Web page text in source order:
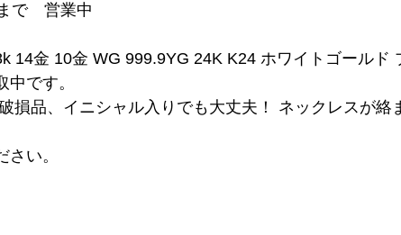
で　営業中
14金 10金 WG 999.9YG 24K K24 ホワイトゴールド
です。
損品、イニシャル入りでも大丈夫！ ネックレスが絡
い。